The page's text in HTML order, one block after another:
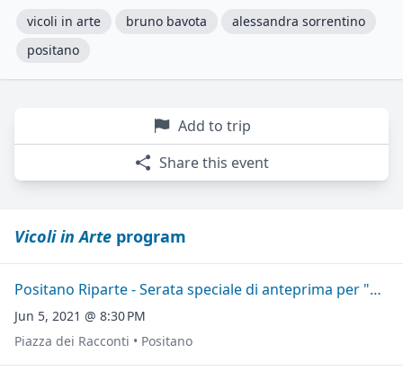
vicoli in arte bruno bavota
alessandra sorrentino
positano
Add to trip
Share this event
Vicoli in Arte program
Positano Riparte - Serata speciale di anteprima per "Vicoli in Arte"
Jun 5, 2021 @ 8:30 PM
Piazza dei Racconti • Positano